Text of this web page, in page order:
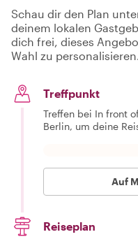
Schau dir den Plan
deinem lokalen
dich frei, dieses
Wahl zu personalisieren.
Treffpunkt
Treffen bei In front
Berlin, um deine
Auf
Reiseplan